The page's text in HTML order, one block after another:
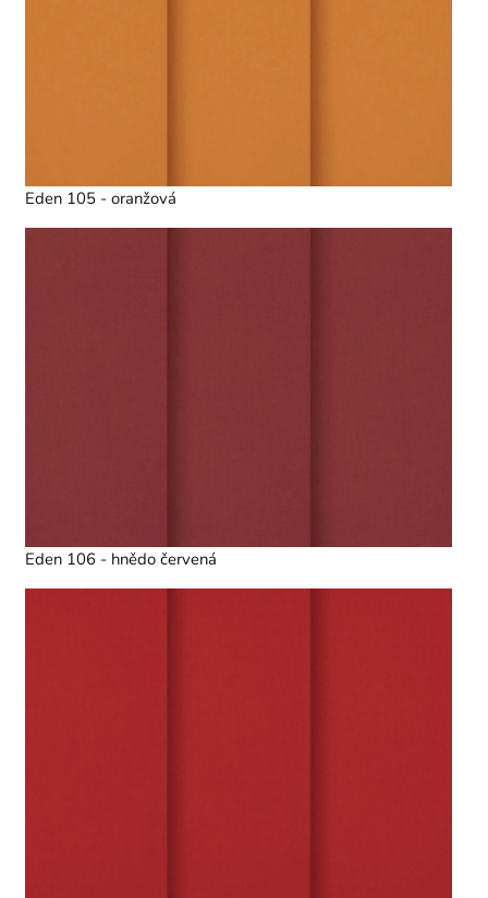
Eden 105 - oranžová
Eden 106 - hnědo červená